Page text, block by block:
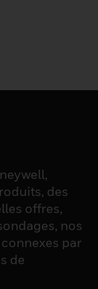
des
offres,
nos
par
de